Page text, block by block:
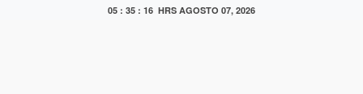
05 : 35 : 16 HRS AGOSTO 07, 2026